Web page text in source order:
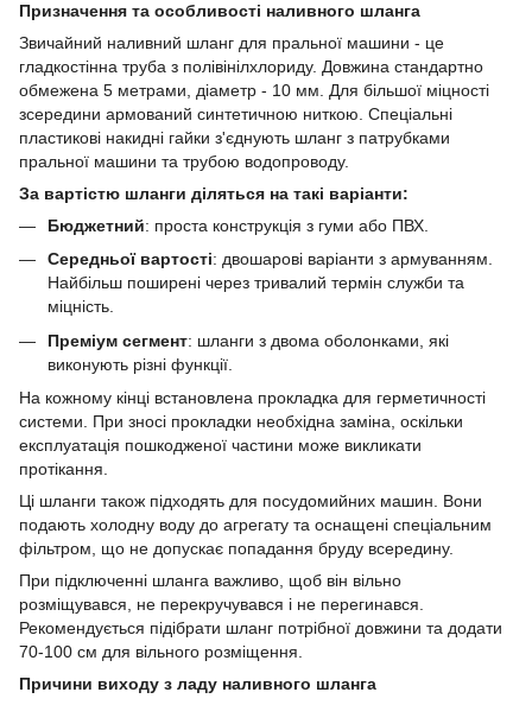
Призначення та особливості наливного шланга
Звичайний наливний шланг для пральної машини - це
гладкостінна труба з полівінілхлориду. Довжина стандартно
обмежена 5 метрами, діаметр - 10 мм. Для більшої міцності
зсередини армований синтетичною ниткою. Спеціальні
пластикові накидні гайки з'єднують шланг з патрубками
пральної машини та трубою водопроводу.
За вартістю шланги діляться на такі варіанти:
Бюджетний: проста конструкція з гуми або ПВХ.
Середньої вартості: двошарові варіанти з армуванням.
Найбільш поширені через тривалий термін служби та
міцність.
Преміум сегмент: шланги з двома оболонками, які
виконують різні функції.
На кожному кінці встановлена прокладка для герметичності
системи. При зносі прокладки необхідна заміна, оскільки
експлуатація пошкодженої частини може викликати
протікання.
Ці шланги також підходять для посудомийних машин. Вони
подають холодну воду до агрегату та оснащені спеціальним
фільтром, що не допускає попадання бруду всередину.
При підключенні шланга важливо, щоб він вільно
розміщувався, не перекручувався і не перегинався.
Рекомендується підібрати шланг потрібної довжини та додати
70-100 см для вільного розміщення.
Причини виходу з ладу наливного шланга